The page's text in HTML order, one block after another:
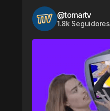
@tomartv
1.8k Seguidores